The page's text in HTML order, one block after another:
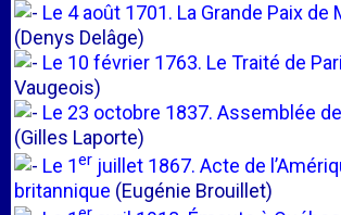
Le 4 août 1701. La Grande Paix de
(Denys Delâge)
Le 10 février 1763. Le Traité de
Vaugeois)
Le 23 octobre 1837. Assemblée
(Gilles Laporte)
Le 1er juillet 1867. Acte de
britannique (Eugénie Brouillet)